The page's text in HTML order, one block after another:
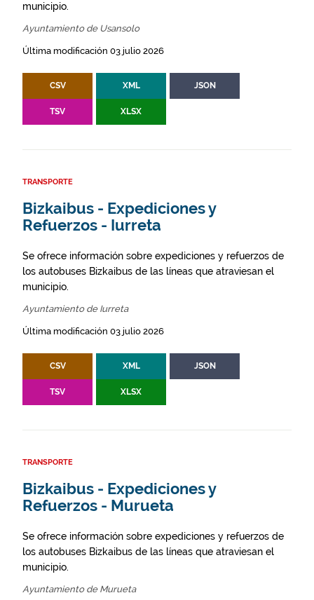
municipio.
Ayuntamiento de Usansolo
Última modificación 03 julio 2026
CSV XML JSON
TSV XLSX
TRANSPORTE
Bizkaibus - Expediciones y
Refuerzos - Iurreta
Se ofrece información sobre expediciones y refuerzos de
los autobuses Bizkaibus de las líneas que atraviesan el
municipio.
Ayuntamiento de Iurreta
Última modificación 03 julio 2026
CSV XML JSON
TSV XLSX
TRANSPORTE
Bizkaibus - Expediciones y
Refuerzos - Murueta
Se ofrece información sobre expediciones y refuerzos de
los autobuses Bizkaibus de las líneas que atraviesan el
municipio.
Ayuntamiento de Murueta